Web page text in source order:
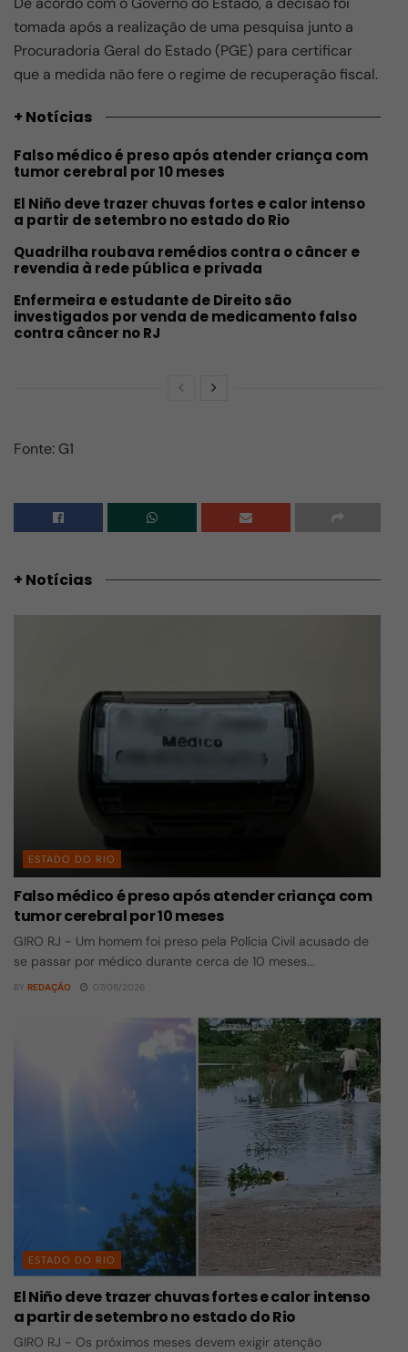
tomada após a realização de uma pesquisa junto a
Procuradoria Geral do Estado (PGE) para certificar
que a medida não fere o regime de recuperação fiscal.
+ Notícias
Falso médico é preso após atender criança com
tumor cerebral por 10 meses
El Niño deve trazer chuvas fortes e calor intenso
a partir de setembro no estado do Rio
Quadrilha roubava remédios contra o câncer e
revendia à rede pública e privada
Enfermeira e estudante de Direito são
investigados por venda de medicamento falso
contra câncer no RJ
Fonte: G1
+ Notícias
ESTADO DO RIO
Falso médico é preso após atender criança com
tumor cerebral por 10 meses
GIRO RJ - Um homem foi preso pela Polícia Civil acusado de
se passar por médico durante cerca de 10 meses...
BY REDAÇÃO 07/08/2026
ESTADO DO RIO
El Niño deve trazer chuvas fortes e calor intenso
a partir de setembro no estado do Rio
GIRO RJ - Os próximos meses devem exigir atenção